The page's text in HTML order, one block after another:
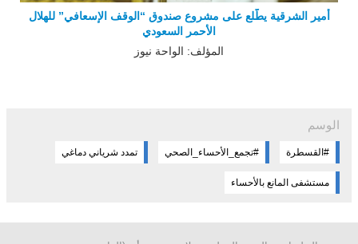
أمير الشرقية يطّلع على مشروع صندوق “الوقف الإسعافي” للهلال
الأحمر السعودي
المؤلف: الواحة نيوز
الوسم
#القسطرة #تجمع_الأحساء_الصحي تمدد شرياني دماغي
مستشفى المانع بالأحساء